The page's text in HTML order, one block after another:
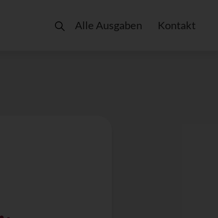
Alle Ausgaben Kontakt